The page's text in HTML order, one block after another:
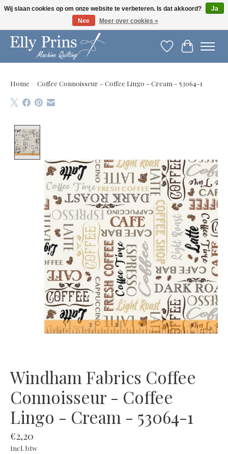
Let op: gewijzigde openingstijden!
Verlanglijst
Home / Coffee Connoisseur - Coffee Lingo - Cream - 53064-1
Windham Fabrics Coffee
Connoisseur - Coffee
Lingo - Cream - 53064-1
€2,20
Incl. btw
Wij slaan cookies op om onze website te verbeteren. Is dat akkoord?
Ja
Nee
Meer over cookies »